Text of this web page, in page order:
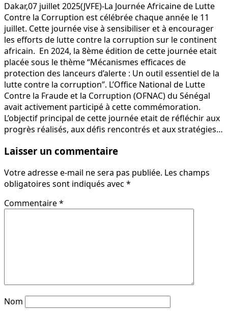
Dakar,07 juillet 2025(JVFE)-La Journée Africaine de Lutte
Contre la Corruption est célébrée chaque année le 11
juillet. Cette journée vise à sensibiliser et à encourager
les efforts de lutte contre la corruption sur le continent
africain. En 2024, la 8ème édition de cette journée etait
placée sous le thème “Mécanismes efficaces de
protection des lanceurs d’alerte : Un outil essentiel de la
lutte contre la corruption”. L’Office National de Lutte
Contre la Fraude et la Corruption (OFNAC) du Sénégal
avait activement participé à cette commémoration.
L’objectif principal de cette journée etait de réfléchir aux
progrès réalisés, aux défis rencontrés et aux stratégies…
Laisser un commentaire
Votre adresse e-mail ne sera pas publiée. Les champs
obligatoires sont indiqués avec *
Commentaire*
Nom